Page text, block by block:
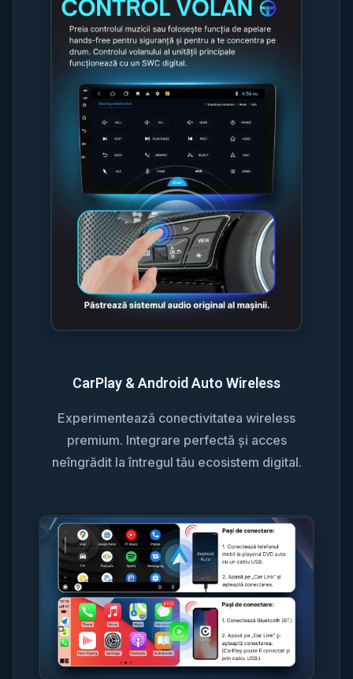
CarPlay & Android Auto Wireless
Experimentează conectivitatea wireless
premium. Integrare perfectă și acces
neîngrădit la întregul tău ecosistem digital.